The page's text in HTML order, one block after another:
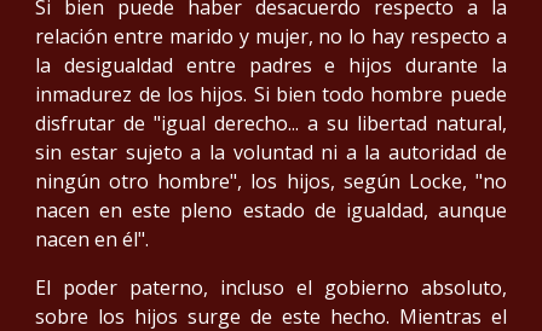
Si bien puede haber desacuerdo respecto a la
relación entre marido y mujer, no lo hay respecto a
la desigualdad entre padres e hijos durante la
inmadurez de los hijos. Si bien todo hombre puede
disfrutar de "igual derecho... a su libertad natural,
sin estar sujeto a la voluntad ni a la autoridad de
ningún otro hombre", los hijos, según Locke, "no
nacen en este pleno estado de igualdad, aunque
nacen en él".
El poder paterno, incluso el gobierno absoluto,
sobre los hijos surge de este hecho. Mientras el